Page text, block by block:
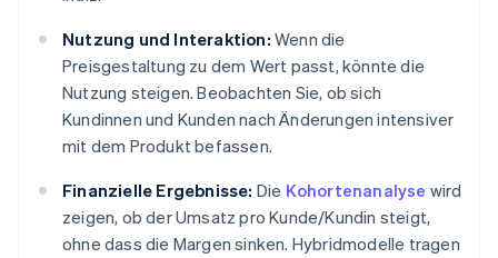
Nutzung und Interaktion: Wenn die
Preisgestaltung zu dem Wert passt, könnte die
Nutzung steigen. Beobachten Sie, ob sich
Kundinnen und Kunden nach Änderungen intensiver
mit dem Produkt befassen.
Finanzielle Ergebnisse: Die Kohortenanalyse wird
zeigen, ob der Umsatz pro Kunde/Kundin steigt,
ohne dass die Margen sinken. Hybridmodelle tragen